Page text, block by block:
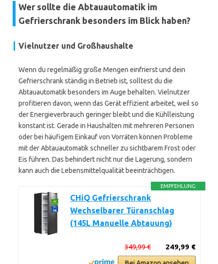
Wer sollte die Abtauautomatik im
Gefrierschrank besonders im Blick haben?
Vielnutzer und Großhaushalte
Wenn du regelmäßig große Mengen einfrierst und dein
Gefrierschrank ständig in Betrieb ist, solltest du die
Abtauautomatik besonders im Auge behalten. Vielnutzer
profitieren davon, wenn das Gerät effizient arbeitet, weil so
der Energieverbrauch geringer bleibt und die Kühlleistung
konstant ist. Gerade in Haushalten mit mehreren Personen
oder bei häufigem Einkauf von Vorräten können Probleme
mit der Abtauautomatik schneller zu sichtbarem Frost oder
Eis führen. Das behindert nicht nur die Lagerung, sondern
kann auch die Lebensmittelqualität beeinträchtigen.
EMPFEHLUNG
CHiQ Gefrierschrank
Wechselbarer Türanschlag
(145L Manuelle Abtauung)
249,99 €
349,99 €